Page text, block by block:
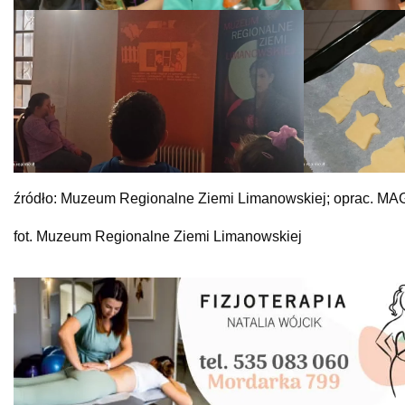
źródło: Muzeum Regionalne Ziemi Limanowskiej; oprac.
fot. Muzeum Regionalne Ziemi Limanowskiej